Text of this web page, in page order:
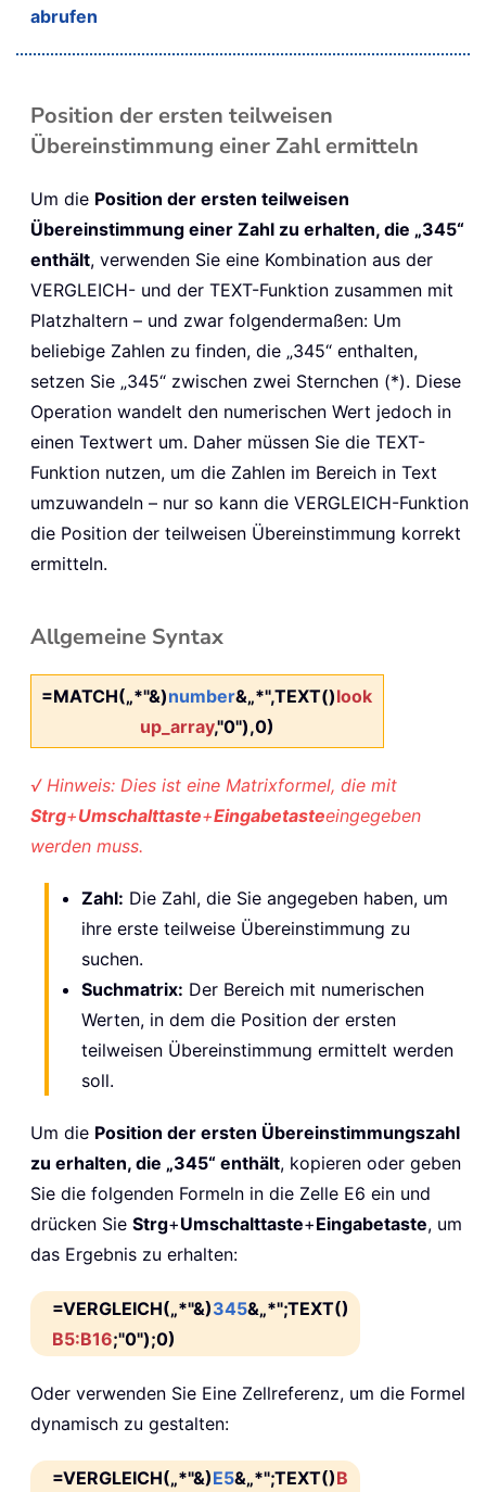
abrufen
Position der ersten teilweisen
Übereinstimmung einer Zahl ermitteln
Um die Position der ersten teilweisen
Übereinstimmung einer Zahl zu erhalten, die „345“
enthält, verwenden Sie eine Kombination aus der
VERGLEICH- und der TEXT-Funktion zusammen mit
Platzhaltern – und zwar folgendermaßen: Um
beliebige Zahlen zu finden, die „345“ enthalten,
setzen Sie „345“ zwischen zwei Sternchen (*). Diese
Operation wandelt den numerischen Wert jedoch in
einen Textwert um. Daher müssen Sie die TEXT-
Funktion nutzen, um die Zahlen im Bereich in Text
umzuwandeln – nur so kann die VERGLEICH-Funktion
die Position der teilweisen Übereinstimmung korrekt
ermitteln.
Allgemeine Syntax
=MATCH(„*"&)number&„*",TEXT()look
up_array,"0"),0)
√ Hinweis: Dies ist eine Matrixformel, die mit
Strg+Umschalttaste+Eingabetasteeingegeben
werden muss.
Zahl: Die Zahl, die Sie angegeben haben, um
ihre erste teilweise Übereinstimmung zu
suchen.
Suchmatrix: Der Bereich mit numerischen
Werten, in dem die Position der ersten
teilweisen Übereinstimmung ermittelt werden
soll.
Um die Position der ersten Übereinstimmungszahl
zu erhalten, die „345“ enthält, kopieren oder geben
Sie die folgenden Formeln in die Zelle E6 ein und
drücken Sie Strg+Umschalttaste+Eingabetaste, um
das Ergebnis zu erhalten:
=VERGLEICH(„*"&)345&„*";TEXT()
B5:B16;"0");0)
Oder verwenden Sie Eine Zellreferenz, um die Formel
dynamisch zu gestalten:
=VERGLEICH(„*"&)E5&„*";TEXT()B